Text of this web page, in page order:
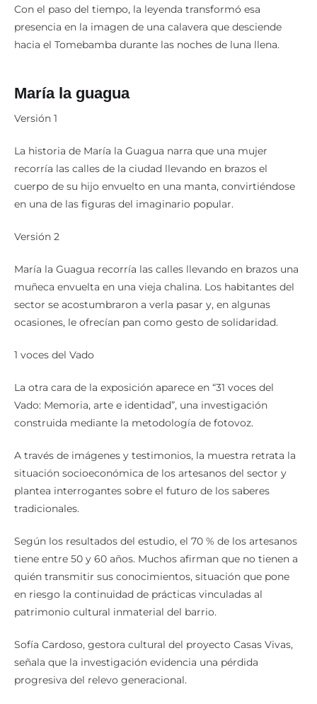
Con el paso del tiempo, la leyenda transformó esa
presencia en la imagen de una calavera que desciende
hacia el Tomebamba durante las noches de luna llena.
María la guagua
Versión 1
La historia de María la Guagua narra que una mujer
recorría las calles de la ciudad llevando en brazos el
cuerpo de su hijo envuelto en una manta, convirtiéndose
en una de las figuras del imaginario popular.
Versión 2
María la Guagua recorría las calles llevando en brazos una
muñeca envuelta en una vieja chalina. Los habitantes del
sector se acostumbraron a verla pasar y, en algunas
ocasiones, le ofrecían pan como gesto de solidaridad.
1 voces del Vado
La otra cara de la exposición aparece en “31 voces del
Vado: Memoria, arte e identidad”, una investigación
construida mediante la metodología de fotovoz.
A través de imágenes y testimonios, la muestra retrata la
situación socioeconómica de los artesanos del sector y
plantea interrogantes sobre el futuro de los saberes
tradicionales.
Según los resultados del estudio, el 70 % de los artesanos
tiene entre 50 y 60 años. Muchos afirman que no tienen a
quién transmitir sus conocimientos, situación que pone
en riesgo la continuidad de prácticas vinculadas al
patrimonio cultural inmaterial del barrio.
Sofía Cardoso, gestora cultural del proyecto Casas Vivas,
señala que la investigación evidencia una pérdida
progresiva del relevo generacional.